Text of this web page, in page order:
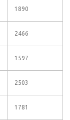
1890
2466
1597
2503
1781